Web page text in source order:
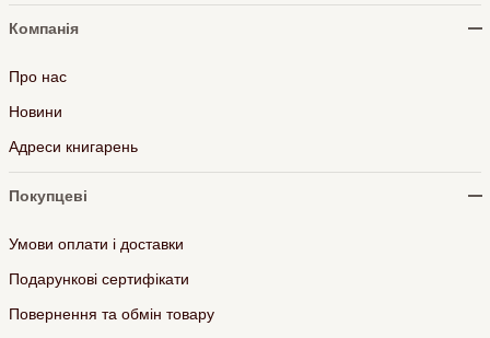
Компанія
Про нас
Новини
Адреси книгарень
Покупцеві
Умови оплати і доставки
Подарункові сертифікати
Повернення та обмін товару